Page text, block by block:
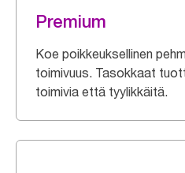
Premium
Koe poikkeuksellinen
toimivuus. Tasokkaat
toimivia että tyylikkäitä.